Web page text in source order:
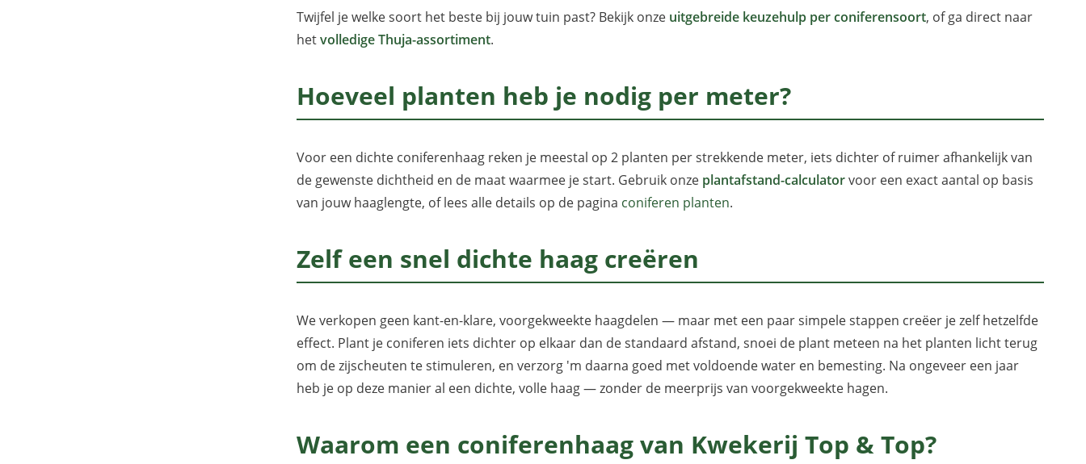
Twijfel je welke soort het beste bij jouw tuin past? Bekijk onze uitgebreide keuzehulp per coniferensoort, of ga direct naar
hetvolledige Thuja-assortiment.
Hoeveel planten heb je nodig per meter?
Voor een dichte coniferenhaag reken je meestal op 2 planten per strekkende meter, iets dichter of ruimer afhankelijk van
de gewenste dichtheid en de maat waarmee je start. Gebruik onze plantafstand-calculatorvoor een exact aantal op basis
van jouw haaglengte, of lees alle details op de pagina coniferen planten.
Zelf een snel dichte haag creëren
We verkopen geen kant-en-klare, voorgekweekte haagdelen — maar met een paar simpele stappen creëer je zelf hetzelfde
effect. Plant je coniferen iets dichter op elkaar dan de standaard afstand, snoei de plant meteen na het planten licht terug
om de zijscheuten te stimuleren, en verzorg 'm daarna goed met voldoende water en bemesting. Na ongeveer een jaar
heb je op deze manier al een dichte, volle haag — zonder de meerprijs van voorgekweekte hagen.
Waarom een coniferenhaag van Kwekerij Top & Top?